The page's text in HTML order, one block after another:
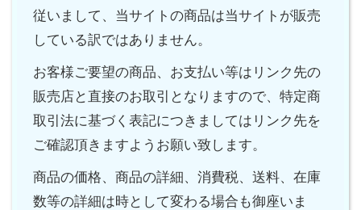
従いまして、当サイトの商品は当サイトが販売
している訳ではありません。
お客様ご要望の商品、お支払い等はリンク先の
販売店と直接のお取引となりますので、特定商
取引法に基づく表記につきましてはリンク先を
ご確認頂きますようお願い致します。
商品の価格、商品の詳細、消費税、送料、在庫
数等の詳細は時として変わる場合も御座いま